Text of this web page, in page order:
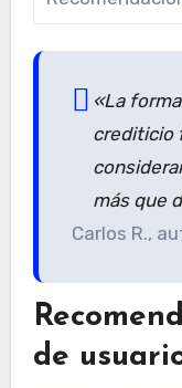
«La
crediticio
más que
Carlos R.,
de